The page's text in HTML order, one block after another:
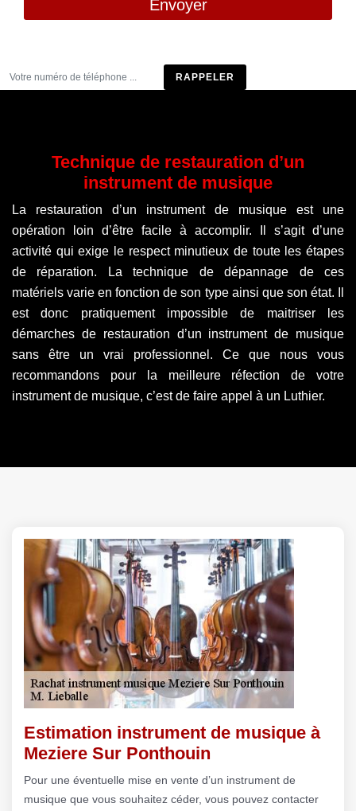
Technique de restauration d’un
instrument de musique
La restauration d’un instrument de musique est une
opération loin d’être facile à accomplir. Il s’agit d’une
activité qui exige le respect minutieux de toute les étapes
de réparation. La technique de dépannage de ces
matériels varie en fonction de son type ainsi que son état. Il
est donc pratiquement impossible de maitriser les
démarches de restauration d’un instrument de musique
sans être un vrai professionnel. Ce que nous vous
recommandons pour la meilleure réfection de votre
instrument de musique, c’est de faire appel à un Luthier.
Estimation instrument de musique à
Meziere Sur Ponthouin
Pour une éventuelle mise en vente d’un instrument de
musique que vous souhaitez céder, vous pouvez contacter